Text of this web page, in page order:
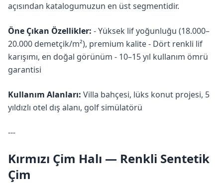
açısından katalogumuzun en üst segmentidir.
Öne Çıkan Özellikler: - Yüksek lif yoğunluğu (18.000–
20.000 demetçik/m²), premium kalite - Dört renkli lif
karışımı, en doğal görünüm - 10–15 yıl kullanım ömrü
garantisi
Kullanım Alanları: Villa bahçesi, lüks konut projesi, 5
yıldızlı otel dış alanı, golf simülatörü
---
Kırmızı Çim Halı — Renkli Sentetik
Çim